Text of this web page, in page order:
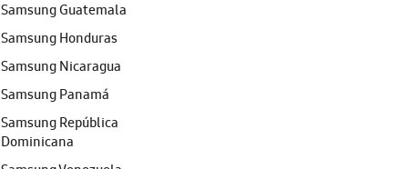
Samsung Guatemala
Samsung Honduras
Samsung Nicaragua
Samsung Panamá
Samsung República
Dominicana